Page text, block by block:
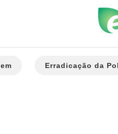
Erradicação da